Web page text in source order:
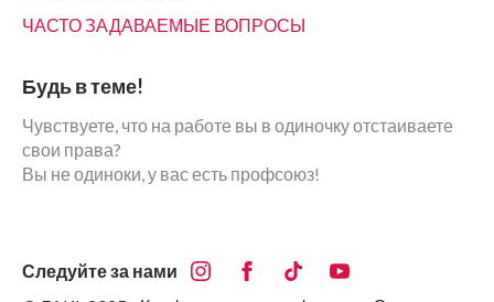
ЧАСТО ЗАДАВАЕМЫЕ ВОПРОСЫ
Будь в теме!
Чувствуете, что на работе вы в одиночку отстаиваете
свои права?
Вы не одиноки, у вас есть профсоюз!
Следуйте за нами